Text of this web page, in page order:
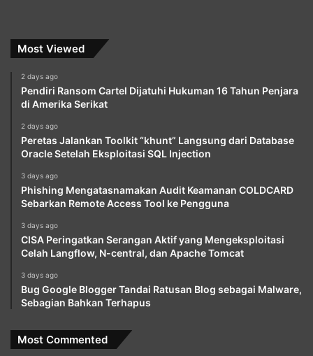
Most Viewed
2 days ago
Pendiri Ransom Cartel Dijatuhi Hukuman 16 Tahun Penjara
di Amerika Serikat
2 days ago
Peretas Jalankan Toolkit “khunt” Langsung dari Database
Oracle Setelah Eksploitasi SQL Injection
3 days ago
Phishing Mengatasnamakan Audit Keamanan COLDCARD
Sebarkan Remote Access Tool ke Pengguna
3 days ago
CISA Peringatkan Serangan Aktif yang Mengeksploitasi
Celah Langflow, N-central, dan Apache Tomcat
3 days ago
Bug Google Blogger Tandai Ratusan Blog sebagai Malware,
Sebagian Bahkan Terhapus
Most Commented